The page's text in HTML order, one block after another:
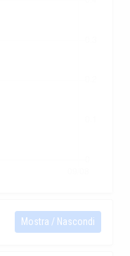
Mostra / Nascondi